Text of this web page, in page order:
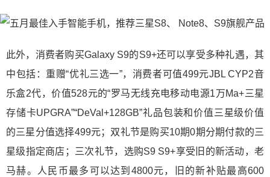
此外，消费者购买Galaxy S9的S9+还可以享受多种礼遇，其
中包括：重赠“优礼三选一”，消费者可值499元JBL CYP2音
乐盒2代，价值528元的“罗马无线充电移动电源1万Ma+三星
存储卡UPGRA”“DeVal+128GB”礼品包装和价值三星级价值
的三星分值选择499元；双礼节是购买10期0期分期付款的三
星级指定商店；三次礼节，选购S9 S9+享受旧的新活动，老
马赫。人民币最多可以达到4800元，旧的新补贴最高600